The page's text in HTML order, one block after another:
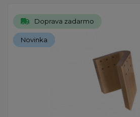
Doprava zadarmo
Novinka